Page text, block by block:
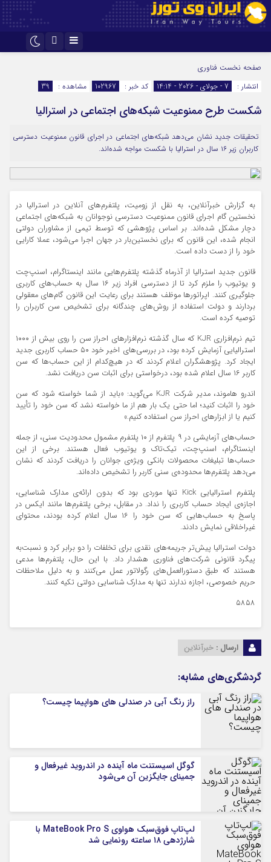
اینستاگرام
صفحه نخست فناوری
انتشار :
7 - جولای - 2026 - 14:14 کد خبر : 102967 مشاهده : 39
شکست طرح ممنوعیت شبکه‌های اجتماعی در استرالیا
تحقیقات جدید نشان می‌دهد شبکه‌های اجتماعی در اجرای قانون ممنوعیت دسترسی
کاربران زیر ۱۶ سال در استرالیا با شکست مواجه شده‌اند.
به گزارش خبرآنلاین، به نقل از زومیت، پلتفرم‌های آنلاین در استرالیا در
نخستین گام اجرای قانون ممنوعیت دسترسی نوجوانان به شبکه‌های اجتماعی
دچار مشکل شده‌اند. بر اساس پژوهشی که توسط تیمی از مشاوران دولتی
انجام شده، این قانون که برای نخستین‌بار در جهان اجرا می‌شود، عملا کارایی
خود را از دست داده است.
قانون جدید استرالیا از آذرماه گذشته پلتفرم‌هایی مانند اینستاگرام، اسنپ‌چت
و یوتیوب را ملزم کرد تا از دسترسی افراد زیر ۱۶ سال به حساب‌های کاربری
جلوگیری کنند. اپراتورها موظف هستند برای رعایت این قانون گام‌های معقولی
بردارند و دولت استفاده از روش‌های چندگانه برای تشخیص سن کاربران را
توصیه کرده است.
تیم نرم‌افزاری KJR که سال گذشته نرم‌افزارهای احراز سن را روی بیش از ۱۰۰۰
استرالیایی آزمایش کرده بود، در بررسی‌های اخیر خود ۵۰ حساب کاربری جدید
ایجاد کرد. پژوهشگران اعلام کردند که در هیچ‌کدام از این حساب‌ها که سن
کاربر ۱۶ سال اعلام شده بود، درخواستی برای اثبات سن دریافت نشد.
اندرو هاموند، مدیر شرکت KJR می‌گوید: «باید از شما خواسته شود که سن
خود را اثبات کنید؛ اما حتی یک بار هم از ما خواسته نشد که سن خود را تأیید
کنیم یا از ابزارهای احراز سن استفاده کنیم.»
حساب‌های آزمایشی در ۹ پلتفرم از ۱۰ پلتفرم مشمول محدودیت سنی، از جمله
اینستاگرام، اسنپ‌چت، تیک‌تاک و یوتیوب فعال هستند. برخی از این
حساب‌ها تبلیغات محصولات بانکی ویژه‌ی جوانان را دریافت کردند که نشان
می‌دهد پلتفرم‌ها محدوده‌ی سنی کاربر را تشخیص داده‌اند.
پلتفرم استرالیایی Kick تنها موردی بود که بدون ارائه‌ی مدارک شناسایی،
اجازه‌ی ایجاد حساب کاربری را نداد. در مقابل، برخی پلتفرم‌ها مانند ایکس در
پاسخ به حساب‌هایی که سن خود را ۱۶ سال اعلام کرده بودند، محتوای
غیراخلاقی نمایش دادند.
دولت استرالیا پیش‌تر جریمه‌های نقدی برای تخلفات را دو برابر کرد و نسبت‌به
پیگرد قانونی شرکت‌های فناوری هشدار داد. با این حال، پلتفرم‌ها مدعی
هستند که طبق دستورالعمل‌های رگولاتور عمل می‌کنند و به دلیل ملاحظات
حریم خصوصی، اجازه ندارند تنها به مدارک شناسایی دولتی تکیه کنند.
۵۸۵۸
ارسال : خبرآنلاین
گردشگری‌های مشابه:
راز رنگ آبی در صندلی های هواپیما چیست؟
گوگل اسیستنت ماه آینده در اندروید غیرفعال و
جمینای جایگزین آن می‌شود
لپ‌تاپ فوق‌سبک هواوی MateBook Pro S با
شارژدهی ۱۸ ساعته رونمایی شد